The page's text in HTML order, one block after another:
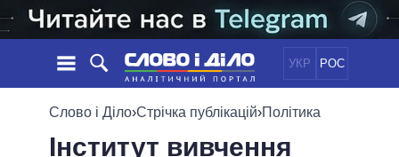
УКР РОС
НОВИНИ
СТРІЧКА
ПОЛІТИКА
ОБIЦЯНКИ
Слово і Діло›Стрічка публікацій›Політика
Інститут вивчення